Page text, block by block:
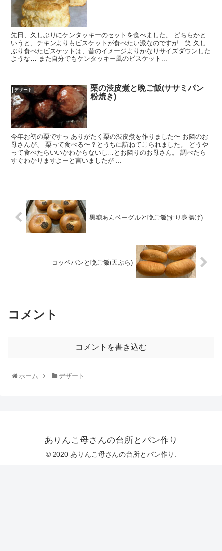
先日、久しぶりにケンタッキーのセットを食べました。 どちらかと
いうと、チキンよりもビスケットが食べたい派なのですが…笑 久し
ぶり食べたビスケットは、昔のイメージよりかなりサイズダウンした
ような… また自分でもケンタッキー風のビスケット...
デザート
栗の渋皮煮と晩ご飯(ササミパン
粉焼き)
今年お初の栗ですっ ありがたく栗の渋皮煮を作りました〜 お隣のお
母さんが、 栗って食べる〜？とうちに訪ねてこられました。 どうや
って食べたらいいかわからないし…とお隣りのお母さん。 調べたら
すぐわかりますよーと言いましたが ...
黒糖あんベーグルと晩ご飯(すり身揚げ)
コッペパンと晩ご飯(天ぷら)
コメント
コメントを書き込む
ホーム デザート
ありんこ母さんの台所とパン作り
© 2020 ありんこ母さんの台所とパン作り.